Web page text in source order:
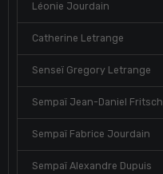
Léonie Jourdain
Catherine Letrange
Senseï Gregory Letrange
Sempaï Jean-Daniel Fritsch
Sempaï Fabrice Jourdain
Sempaï Alexandre Dupuis